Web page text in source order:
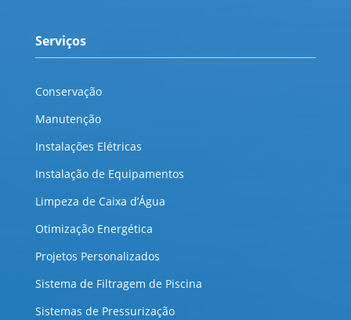
Serviços
Conservação
Manutenção
Instalações Elétricas
Instalação de Equipamentos
Limpeza de Caixa d’Água
Otimização Energética
Projetos Personalizados
Sistema de Filtragem de Piscina
Sistemas de Pressurização